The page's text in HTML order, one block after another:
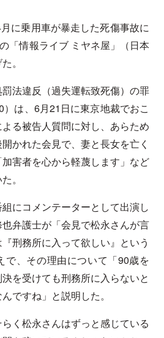
に乗用車が暴走した死傷事故に
「情報ライブ ミヤネ屋」（日本
。
法違反（過失運転致死傷）の罪
は、6月21日に東京地裁でおこ
る被告人質問に対し、あらため
かれた会見で、妻と長女を亡く
害者を心から軽蔑します」など
。
にコメンテーターとして出演し
弁護士が「会見で松永さんが言
刑務所に入って欲しい』という
で、その理由について「90歳を
を受けても刑務所に入らないと
ですね」と説明した。
らく松永さんはずっと感じている